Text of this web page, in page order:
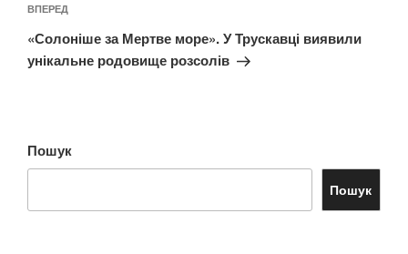
Наступний
запис
ВПЕРЕД
«Солоніше за Мертве море». У Трускавці виявили
унікальне родовище розсолів
Пошук
Пошук